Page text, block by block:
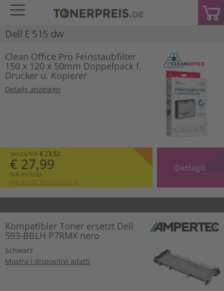
Dell E 515 dw
Clean Office Pro Feinstaubfilter
150 x 120 x 50mm Doppelpack f.
Drucker u. Kopierer
Details anzeigen
senza IVA€ 23,52
€ 27,99
IVA inclusa.
più spese di spedizione
Dettagli
Kompatibler Toner ersetzt Dell
593-BBLH P7RMX nero
Schwarz
Mostra i dispositivi adatti